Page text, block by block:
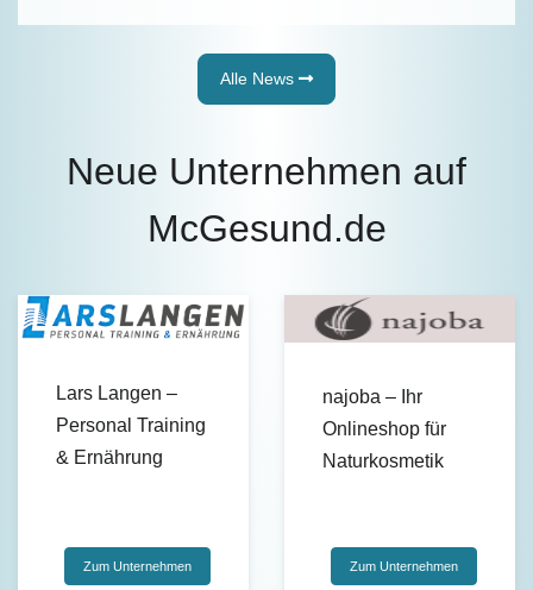
Alle News
Neue Unternehmen auf
McGesund.de
Lars Langen –
Personal Training
& Ernährung
Zum Unternehmen
najoba – Ihr
Onlineshop für
Naturkosmetik
Zum Unternehmen